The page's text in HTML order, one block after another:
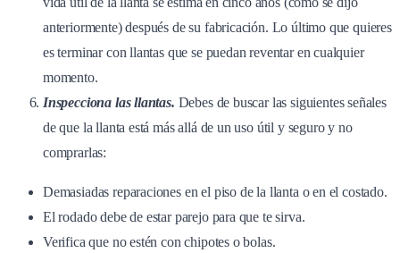
anteriormente) después de su fabricación. Lo último que quieres
es terminar con llantas que se puedan reventar en cualquier
momento.
Inspecciona las llantas. Debes de buscar las siguientes señales
de que la llanta está más allá de un uso útil y seguro y no
comprarlas:
Demasiadas reparaciones en el piso de la llanta o en el costado.
El rodado debe de estar parejo para que te sirva.
Verifica que no estén con chipotes o bolas.